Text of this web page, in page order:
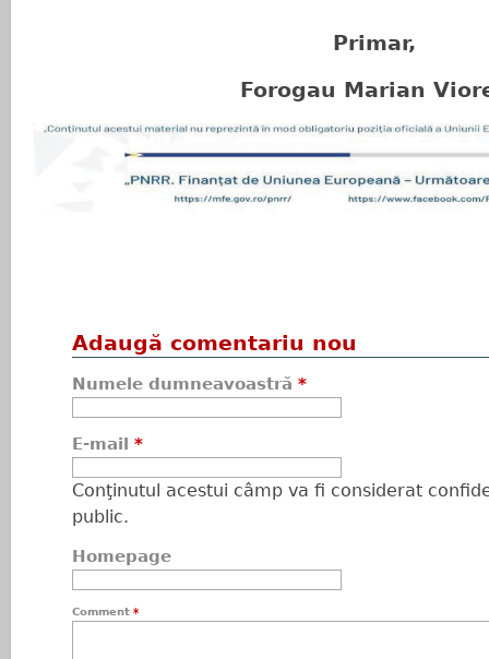
Primar,
Forogau Marian
Adaugă comentariu nou
Numele dumneavoastră *
E-mail *
Conţinutul acestui câmp va fi considerat
public.
Homepage
Comment *